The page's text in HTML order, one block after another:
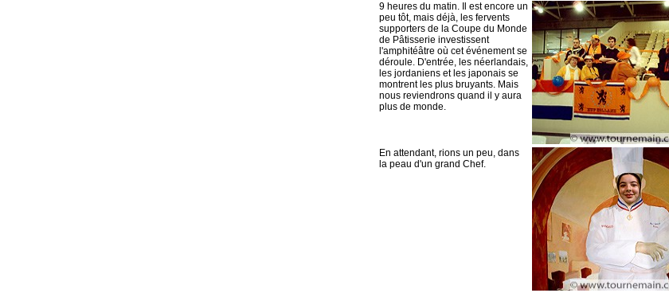
9 heures du matin. Il est encore un
peu tôt, mais déjà, les fervents
supporters de la Coupe du Monde
de Pâtisserie investissent
l'amphitéâtre où cet événement se
déroule. D'entrée, les néerlandais,
les jordaniens et les japonais se
montrent les plus bruyants. Mais
nous reviendrons quand il y aura
plus de monde.
En attendant, rions un peu, dans
la peau d'un grand Chef.